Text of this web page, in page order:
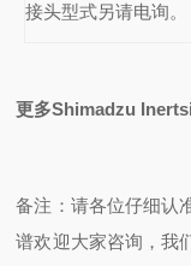
接头型式另请电询。
更多Shimadzu
备注：请各位仔细认
谱欢迎大家咨询，我